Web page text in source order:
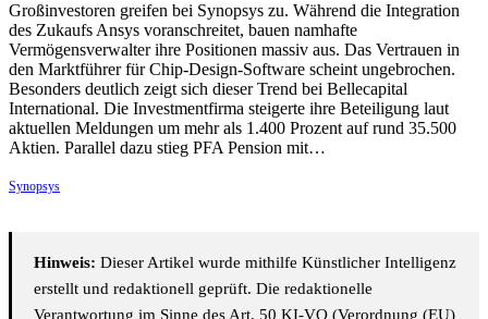
Großinvestoren greifen bei Synopsys zu. Während die Integration
des Zukaufs Ansys voranschreitet, bauen namhafte
Vermögensverwalter ihre Positionen massiv aus. Das Vertrauen in
den Marktführer für Chip-Design-Software scheint ungebrochen.
Besonders deutlich zeigt sich dieser Trend bei Bellecapital
International. Die Investmentfirma steigerte ihre Beteiligung laut
aktuellen Meldungen um mehr als 1.400 Prozent auf rund 35.500
Aktien. Parallel dazu stieg PFA Pension mit…
Synopsys
Hinweis: Dieser Artikel wurde mithilfe Künstlicher Intelligenz
erstellt und redaktionell geprüft. Die redaktionelle
Verantwortung im Sinne des Art. 50 KI-VO (Verordnung (EU)